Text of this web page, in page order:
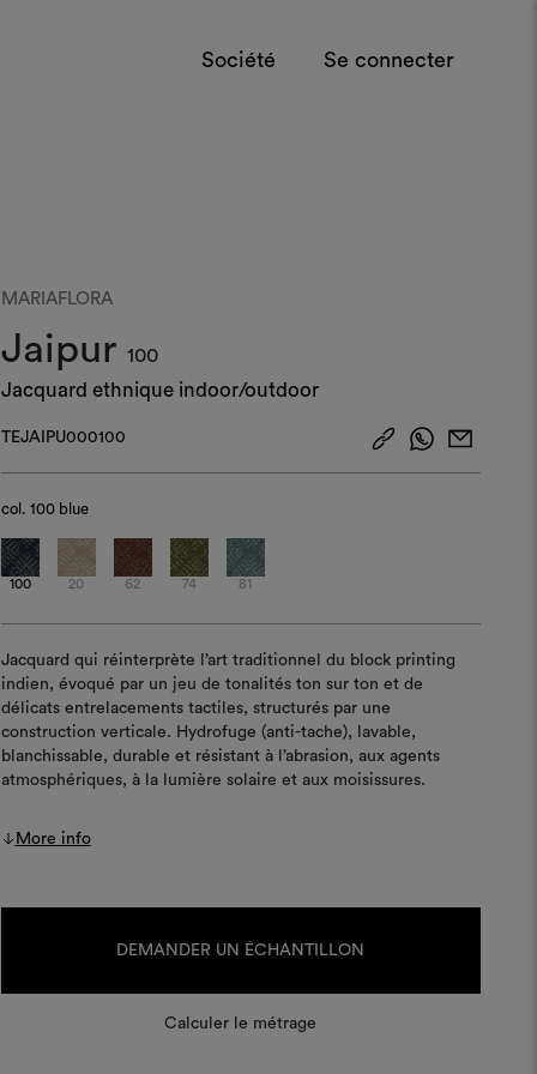
Société Se connecter
MARIAFLORA
Jaipur 100
Jacquard ethnique indoor/outdoor
TEJAIPU000100
col. 100 blue
100 20 62 74 81
Jacquard qui réinterprète l’art traditionnel du block printing
indien, évoqué par un jeu de tonalités ton sur ton et de
délicats entrelacements tactiles, structurés par une
construction verticale. Hydrofuge (anti-tache), lavable,
blanchissable, durable et résistant à l’abrasion, aux agents
atmosphériques, à la lumière solaire et aux moisissures.
More info
DEMANDER UN ÉCHANTILLON
Calculer le métrage